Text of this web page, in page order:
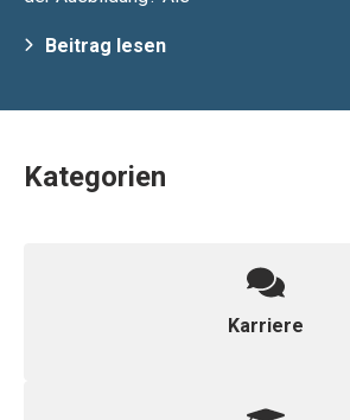
Beitrag lesen
Kategorien
Karriere